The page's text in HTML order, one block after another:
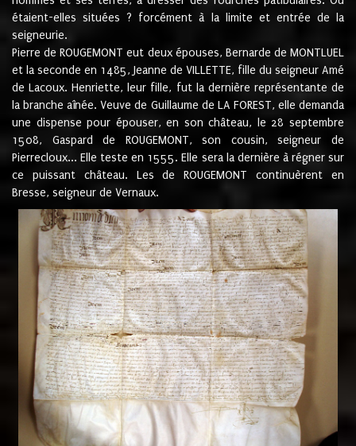
étaient-elles situées ? forcément à la limite et entrée de la
seigneurie.
Pierre de ROUGEMONT eut deux épouses, Bernarde de MONTLUEL
et la seconde en 1485, Jeanne de VILLETTE, fille du seigneur Amé
de Lacoux. Henriette, leur fille, fut la dernière représentante de
la branche aînée. Veuve de Guillaume de LA FOREST, elle demanda
une dispense pour épouser, en son château, le 28 septembre
1508, Gaspard de ROUGEMONT, son cousin, seigneur de
Pierrecloux... Elle teste en 1555. Elle sera la dernière à régner sur
ce puissant château. Les de ROUGEMONT continuèrent en
Bresse, seigneur de Vernaux.